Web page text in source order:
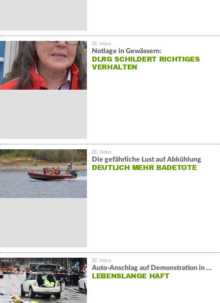
Notlage in Gewässern:
DLRG SCHILDERT RICHTIGES
VERHALTEN
Die gefährliche Lust auf Abkühlung
DEUTLICH MEHR BADETOTE
Auto-Anschlag auf Demonstration in München:
LEBENSLANGE HAFT